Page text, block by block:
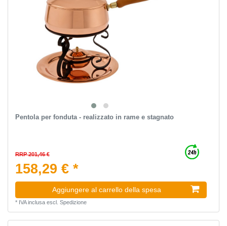
Pentola per fonduta - realizzato in rame e stagnato
RRP 201,46 €
158,29 € *
Aggiungere al carrello della spesa
* IVA inclusaescl. Spedizione